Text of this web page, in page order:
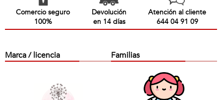
Comercio seguro
100%
Devolución
en 14 días
Atención al cliente
644 04 91 09
Marca / licencia Familias